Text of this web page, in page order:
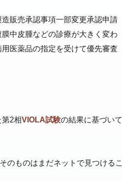
販売承認事項一部変更承認申請
中皮腫などの診療が大きく変わ
医薬品の指定を受けて優先審査
2相VIOLA試験の結果に基づいて
のものはまだネットで見つけるこ